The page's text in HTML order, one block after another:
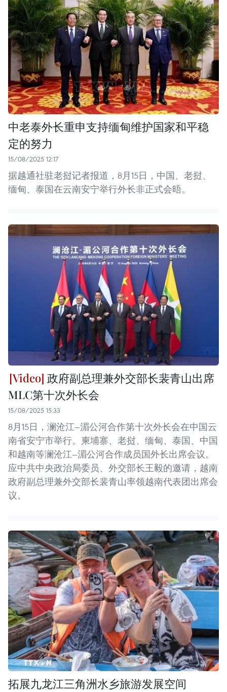
中老泰外长重申支持缅甸维护国家和平稳
定的努力
15/08/2025 12:17
据越通社驻老挝记者报道，8月15日，中国、老挝、
缅甸、泰国在云南安宁举行外长非正式会晤。
政府副总理兼外交部长裴青山出席
MLC第十次外长会
15/08/2025 15:33
8月15日，澜沧江—湄公河合作第十次外长会在中国云
南省安宁市举行。柬埔寨、老挝、缅甸、泰国、中国
和越南等澜沧江—湄公河合作成员国外长出席会议。
应中共中央政治局委员、外交部长王毅的邀请，越南
政府副总理兼外交部长裴青山率领越南代表团出席会
议。
拓展九龙江三角洲水乡旅游发展空间